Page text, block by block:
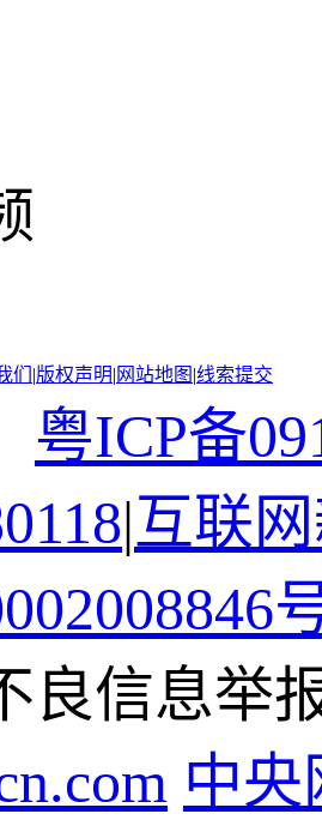
们 |版权声明| 网站地图 |线索提交
粤ICP备
|互联
良信息举
中